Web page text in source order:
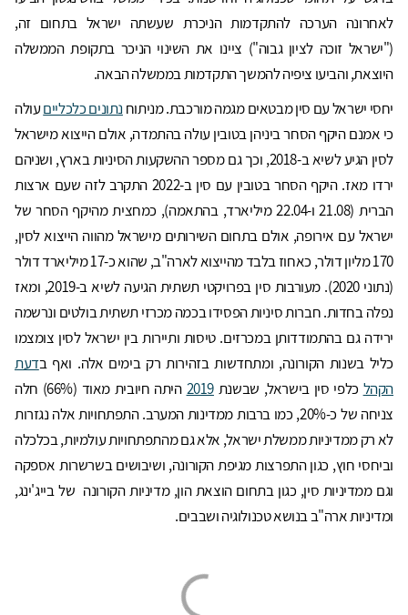
לאחרונה הערכה להתקדמות הניכרת שעשתה ישראל בתחום זה,
("ישראל זוכה לציון גבוה") ציינו את השינוי הניכר בתקופת הממשלה
היוצאת, והביעו ציפיה להמשך התקדמות בממשלה הבאה.
יחסי ישראל עם סין מבטאים מגמה מורכבת. מניתוח נתונים כלכלייםעולה
כי אמנם היקף הסחר ביניהן בטובין עולה בהתמדה, אולם הייצוא מישראל
לסין הגיע לשיא ב-2018, וכך גם מספר ההשקעות הסיניות בארץ, ושניהם
ירדו מאז. היקף הסחר בטובין עם סין ב-2022 התקרב לזה שעם ארצות
הברית (21.08 ו-22.04 מיליארד, בהתאמה), כמחצית מהיקף הסחר של
ישראל עם אירופה, אולם בתחום השירותים מישראל מהווה הייצוא לסין,
170 מליון דולר, כאחוז בלבד מהייצוא לארה"ב, שהוא כ-17 מיליארד דולר
(נתוני 2020). מעורבות סין בפרויקטי תשתית הגיעה לשיא ב-2019, ומאז
נפלה בחדות. חברות סיניות הפסידו בכמה מכרזי תשתית בולטים ונרשמה
ירידה גם בהתמודדותן במכרזים. טיסות ותיירות בין ישראל לסין צומצמו
כליל בשנות הקורונה, ומתחדשות בזהירות רק בימים אלה. ואף בדעת
הקהל כלפי סין בישראל, שבשנת2019
היתה חיובית מאוד (66%) חלה
צניחה של כ-20%, כמו ברבות ממדינות המערב. התפתחויות אלה נגזרות
לא רק ממדיניות ממשלת ישראל, אלא גם מהתפתחויות עולמיות, בכלכלה
וביחסי חוץ, כגון התפרצות מגיפת הקורונה, ושיבושים בשרשרות אספקה
וגם ממדיניות סין, כגון בתחום הוצאת הון, מדיניות הקורונה של בייג'ינג,
ומדיניות ארה"ב בנושא טכנולוגיה ושבבים.